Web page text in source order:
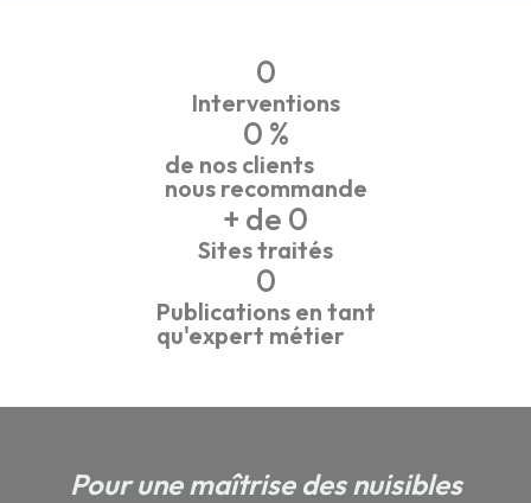
Interventions
0
de nos clients
nous recommande
0 %
Sites traités
+ de 0
Publications en tant
qu'expert métier
0
Pour une maîtrise des nuisibles